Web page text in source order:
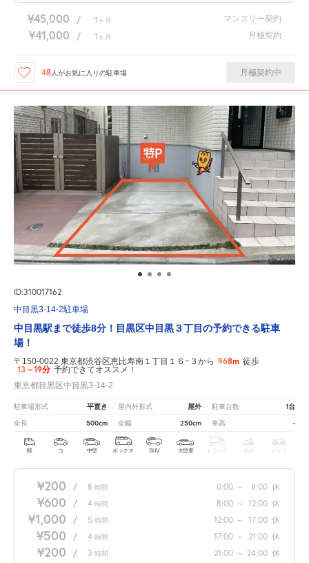
¥45,000 / 1 ヶ月 マンスリー契約
¥41,000 / 1 ヶ月 月極契約
48人がお気に入りの駐車場 月極契約中
ID:310017162
中目黒3-14-2駐車場
中目黒駅まで徒歩8分！目黒区中目黒３丁目の予約できる駐車
場！
〒150-0022 東京都渋谷区恵比寿南１丁目１６−３から 968m 徒歩
13～19分 予約できてオススメ！
東京都目黒区中目黒3-14-2
駐車場形式 平置き 屋内外形式 屋外 駐車台数 1台
全長 500cm 全幅 250cm 車高 -
軽 コ 中型 ボックス SUV 大型車 トラック 原付 バイク
¥200 / 8 時間 0:00 ～ 8:00 休
¥600 / 4 時間 8:00 ～ 12:00 休
¥1,000 / 5 時間 12:00 ～ 17:00 休
¥500 / 4 時間 17:00 ～ 21:00 休
¥200 / 3 時間 21:00 ～ 24:00 休